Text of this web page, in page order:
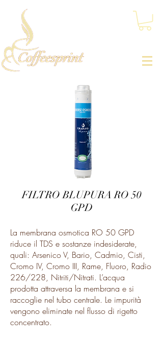
FILTRO BLUPURA RO 50
GPD
La membrana osmotica RO 50 GPD
riduce il TDS e sostanze indesiderate,
quali: Arsenico V, Bario, Cadmio, Cisti,
Cromo IV, Cromo III, Rame, Fluoro, Radio
226/228, Nitriti/Nitrati. L’acqua
prodotta attraversa la membrana e si
raccoglie nel tubo centrale. Le impurità
vengono eliminate nel flusso di rigetto
concentrato.